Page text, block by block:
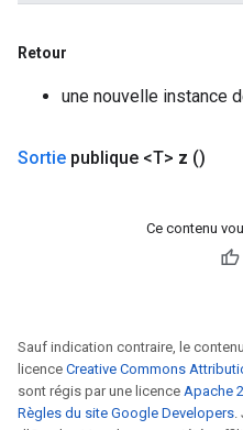
Retour
une nouvelle instance
Sortie publique <T> z ()
Ce contenu
Sauf indication contraire, le
licence Creative Commons
sont régis par une licence Apache
Règles du site Google Developers.